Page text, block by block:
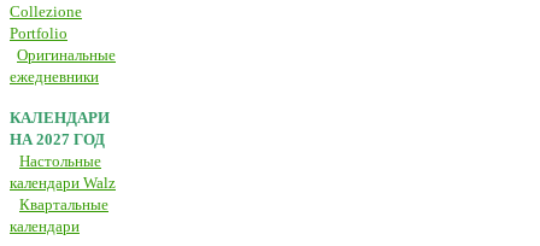
Collezione
Portfolio
Оригинальные
ежедневники
КАЛЕНДАРИ
НА 2027 ГОД
Настольные
календари Walz
Квартальные
календари